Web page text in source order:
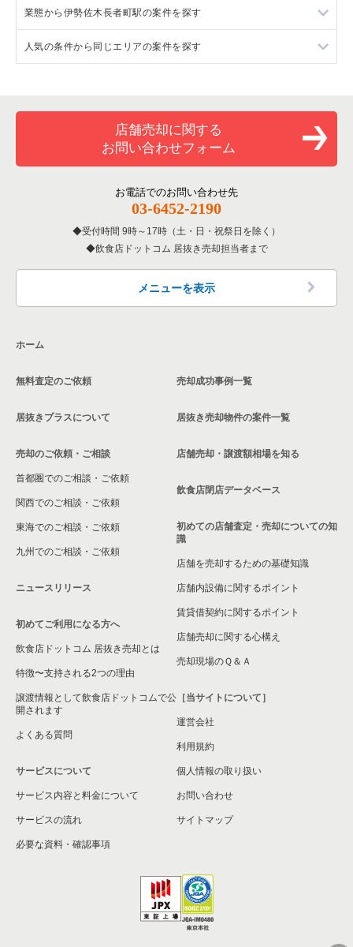
神奈川県のイタリア料理の居抜き売却物件の案件一覧
神奈川県の中華の居抜き売却物件の案件一覧
神奈川県の寿司の居抜き売却物件の案件一覧
神奈川県の焼肉の居抜き売却物件の案件一覧
神奈川県のアジア料理の居抜き売却物件の案件一覧
神奈川県のカフェの居抜き売却物件の案件一覧
神奈川県のテイクアウトの居抜き売却物件の案件一覧
神奈川県のカラオケ・パブ・スナックの居抜き売却物件の案件
覧
神奈川県の専門料理の居抜き売却物件の案件一覧
神奈川県の洋食の居抜き売却物件の案件一覧
神奈川県のその他の居抜き売却物件の案件一覧
横浜市中区のフランス料理の居抜き売却物件の案件一覧
横浜市中区のイタリア料理の居抜き売却物件の案件一覧
横浜市中区の寿司の居抜き売却物件の案件一覧
横浜市中区の焼肉の居抜き売却物件の案件一覧
横浜市中区のアジア料理の居抜き売却物件の案件一覧
横浜市中区のカフェの居抜き売却物件の案件一覧
横浜市中区のテイクアウトの居抜き売却物件の案件一覧
一覧
横浜市中区の和食の居抜き売却物件の案件一覧
横浜市中区の洋食の居抜き売却物件の案件一覧
関内駅のラーメンの居抜き売却物件の案件一覧
関内駅のフランス料理の居抜き売却物件の案件一覧
関内駅の中華の居抜き売却物件の案件一覧
関内駅の寿司の居抜き売却物件の案件一覧
関内駅の鉄板焼き・お好み焼の居抜き売却物件の案件一覧
関内駅のアジア料理の居抜き売却物件の案件一覧
関内駅のカフェの居抜き売却物件の案件一覧
関内駅のカラオケ・パブ・スナックの居抜き売却物件の案件一
関内駅の洋食の居抜き売却物件の案件一覧
関内駅のその他の居抜き売却物件の案件一覧
業態から伊勢佐木長者町駅の案件を探す
伊勢佐木長者町駅のラーメンの居抜き売却物件の案件一覧
伊勢佐木長者町駅の中華の居抜き売却物件の案件一覧
伊勢佐木長者町駅の寿司の居抜き売却物件の案件一覧
伊勢佐木長者町駅のバーの居抜き売却物件の案件一覧
伊勢佐木長者町駅の居酒屋・ダイニングバーの居抜き売却物件
伊勢佐木長者町駅の和食の居抜き売却物件の案件一覧
人気の条件から同じエリアの案件を探す
横浜市中区の1階の飲食店の居抜き売却物件の案件一覧
関内駅の1階の飲食店の居抜き売却物件の案件一覧
神奈川県の1階の洋食の居抜き売却物件の案件一覧
神奈川県の20坪以下の飲食店の居抜き売却物件の案件一覧
横浜市中区の20坪以下の飲食店の居抜き売却物件の案件一覧
伊勢佐木長者町駅の20坪以下の飲食店の居抜き売却物件の案件
一覧
横浜市中区の現賃料20万円以下の飲食店の居抜き売却物件の案
件一覧
関内駅の現賃料20万円以下の飲食店の居抜き売却物件の案件一
件の案件一覧
神奈川県の現賃料20万円以下の洋食の居抜き売却物件の案件一
店舗売却に関する
お問い合わせフォーム
お電話でのお問い合わせ先
03-6452-2190
受付時間 9時～17時（土・日・祝祭日を除く）
飲食店ドットコム 居抜き売却担当者まで
メニューを表示
ホーム
無料査定のご依頼
居抜きプラスについて
売却のご依頼・ご相談
首都圏でのご相談・ご依頼
関西でのご相談・ご依頼
東海でのご相談・ご依頼
九州でのご相談・ご依頼
ニュースリリース
初めてご利用になる方へ
飲食店ドットコム 居抜き売却とは
特徴〜支持される2つの理由
譲渡情報として飲食店ドットコムで公
開されます
よくある質問
サービスについて
サービス内容と料金について
サービスの流れ
必要な資料・確認事項
売却成功事例一覧
居抜き売却物件の案件一覧
店舗売却・譲渡額相場を知る
飲食店閉店データベース
初めての店舗査定・売却についての知
識
店舗を売却するための基礎知識
店舗内設備に関するポイント
賃貸借契約に関するポイント
店舗売却に関する心構え
売却現場のＱ＆Ａ
［当サイトについて］
運営会社
利用規約
個人情報の取り扱い
お問い合わせ
サイトマップ